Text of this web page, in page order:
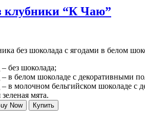
клубники “К Чаю”
без шоколада с ягодами в белом
– без шоколада;
– в белом шоколаде с декоративными
– в молочном бельгийском шоколаде с
мята.
Now Купить